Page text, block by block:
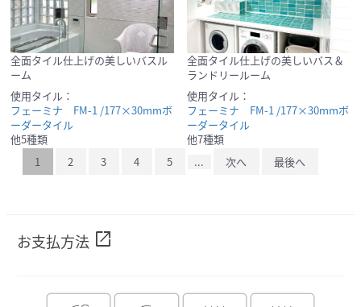
全面タイル仕上げの美しいバスル
ーム
使用タイル：
フェーミナ FM-1 /177×30mmボ
ーダータイル
他5種類
全面タイル仕上げの美しいバス＆
ランドリールーム
使用タイル：
フェーミナ FM-1 /177×30mmボ
ーダータイル
他7種類
1
2 3 4 5 ... 次へ 最後へ
お支払方法 open_in_new